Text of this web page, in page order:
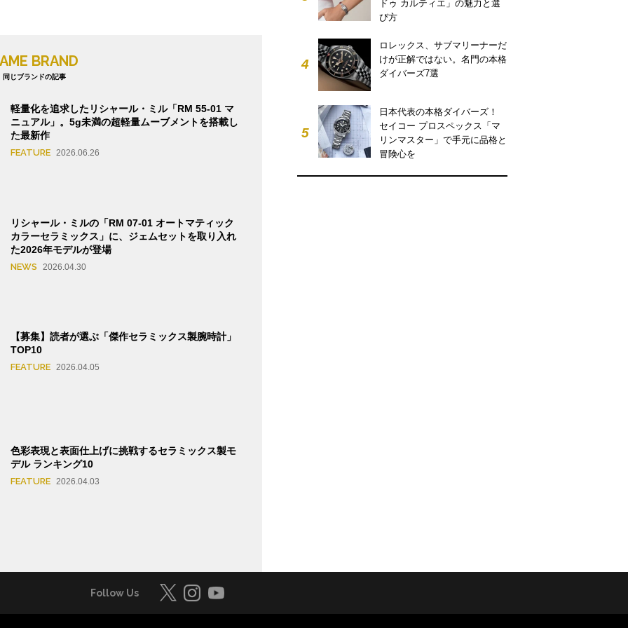
BRAND
同じブランドの記事
軽量化を追求したリシャール・ミル「RM 55-01 マ
ニュアル」。5g未満の超軽量ムーブメントを搭載し
た最新作
FEATURE 2026.06.26
リシャール・ミルの「RM 07-01 オートマティック
カラーセラミックス」に、ジェムセットを取り入れ
た2026年モデルが登場
NEWS 2026.04.30
【募集】読者が選ぶ「傑作セラミックス製腕時計」
TOP10
FEATURE 2026.04.05
色彩表現と表面仕上げに挑戦するセラミックス製モ
デル ランキング10
FEATURE 2026.04.03
ドゥ カルティエ」の魅力と選
び方
4
ロレックス、サブマリーナーだ
けが正解ではない。名門の本格
ダイバーズ7選
5
日本代表の本格ダイバーズ！
セイコー プロスペックス「マ
リンマスター」で手元に品格と
冒険心を
Follow Us